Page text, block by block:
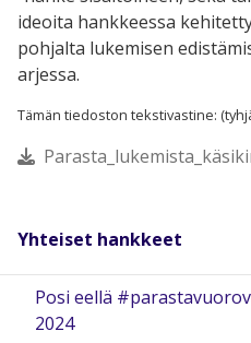
ideoita hankkeessa
pohjalta lukemisen
arjessa.
Tämän tiedoston tekstivastine:
Yhteiset hankkeet
Posi eellä
2024